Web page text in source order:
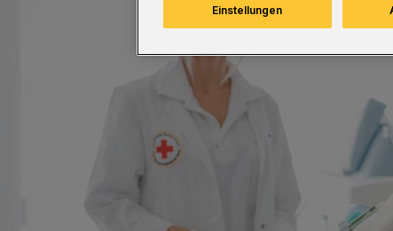
Einstellungen